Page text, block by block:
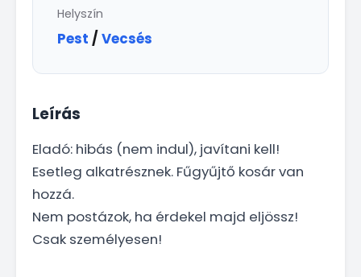
Helyszín
Pest / Vecsés
Leírás
Eladó: hibás (nem indul), javítani kell!
Esetleg alkatrésznek. Fűgyűjtő kosár van
hozzá.
Nem postázok, ha érdekel majd eljössz!
Csak személyesen!